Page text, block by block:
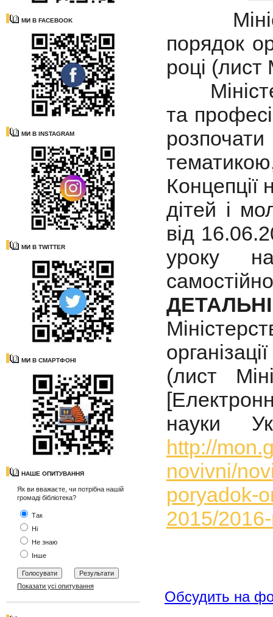
МИ В FACEBOOK
МИ В INSTAGRAM
МИ В TWITTER
МИ В СМАРТФОНІ
НАШЕ ОПИТУВАННЯ
Як ви вважаєте, чи потрібна нашій
громаді бібліотека?
Так
Ні
Не знаю
Інше
Показати усі опитування
порядок
році (лист
та
Концепції
дітей і
від
уроку
(лист
науки
http://
novivni/
poryadok-
2015/
Обсудить на